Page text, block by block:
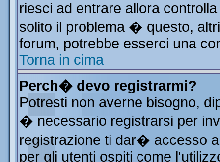
riesci ad entrare allora
solito il problema � questo,
forum, potrebbe esserci una
Torna in cima
Perch� devo registrarmi?
Potresti non averne bisogno,
� necessario registrarsi per
registrazione ti dar� accesso
per gli utenti ospiti come